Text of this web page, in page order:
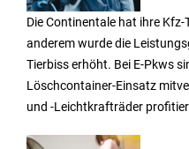
Die Continentale hat ihre
anderem wurde die
Tierbiss erhöht. Bei E-Pkws
Löschcontainer-Einsatz
und -Leichtkrafträder